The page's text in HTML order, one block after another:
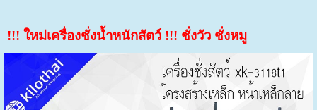
!!! ใหม่เครื่องชั่งน้ำหนักสัตว์ !!! ชั่งวัว ชั่งหมู